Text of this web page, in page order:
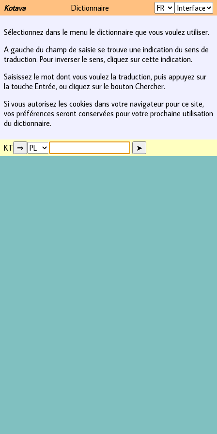
Kotava Dictionnaire
Sélectionnez dans le menu le dictionnaire que vous voulez utiliser.
A gauche du champ de saisie se trouve une indication du sens de
traduction. Pour inverser le sens, cliquez sur cette indication.
Saisissez le mot dont vous voulez la traduction, puis appuyez sur
la touche Entrée, ou cliquez sur le bouton Chercher.
Si vous autorisez les cookies dans votre navigateur pour ce site,
vos préférences seront conservées pour votre prochaine utilisation
du dictionnaire.
KT